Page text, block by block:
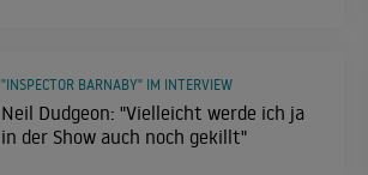
Neil Dudgeon: "Vielleicht werde ich ja
in der Show auch noch gekillt"
"INSPECTOR BARNABY" IM INTERVIEW